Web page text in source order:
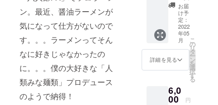
ン。最近、醤油ラーメンが
気になって仕方がないので
す。。。ラーメンってそん
なに好きじゃなかったの
に。。。僕の大好きな「人
類みな麺類」プロデュース
のようで納得！
をメー
ルにて
イベン
ト終了
後にお
送りし
ます。
※昨今の
5/29に
イベン
STUDIO
TWOデ
ザイン
はこの
「モー
テル
キー
セッ
せてい
ただき
ンプも
ライブ
もそこ
まで興
味がな
いんで
すが、
ぜひご
支援し
たいの
ルなど
の返礼
お届
け予
定：
2022
年05
月
詳細を見る
こ
の
リ
タ
ー
ン
を
選
択
す
る
6,0
00 円